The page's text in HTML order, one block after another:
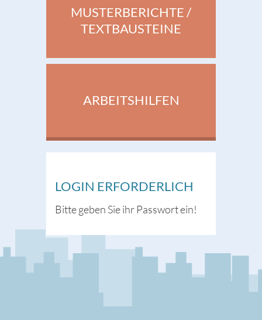
MUSTERBERICHTE /
TEXTBAUSTEINE
ARBEITSHILFEN
LOGIN ERFORDERLICH
Bitte geben Sie ihr Passwort ein!